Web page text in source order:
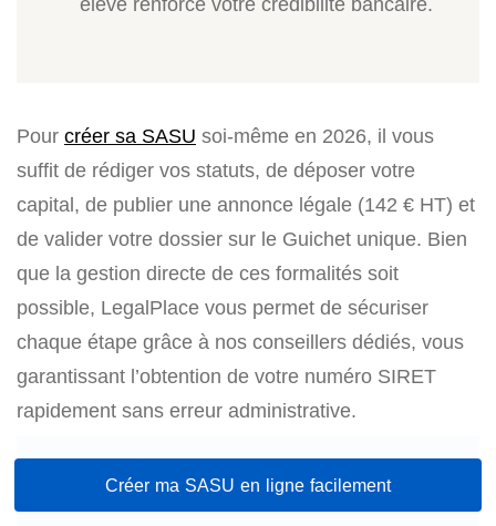
Pour créer sa SASU soi-même en 2026, il vous
suffit de rédiger vos statuts, de déposer votre
capital, de publier une annonce légale (142 € HT) et
de valider votre dossier sur le Guichet unique. Bien
que la gestion directe de ces formalités soit
possible, LegalPlace vous permet de sécuriser
chaque étape grâce à nos conseillers dédiés, vous
garantissant l’obtention de votre numéro SIRET
rapidement sans erreur administrative.
Créer ma SASU en ligne facilement